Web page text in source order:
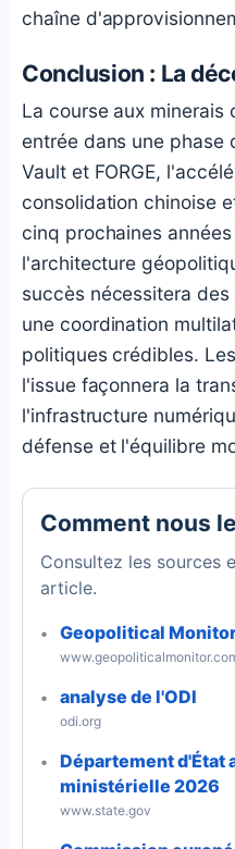
chaîne
Conclusion : La
La course aux
entrée dans une phase
Vault et FORGE,
consolidation chinoise
cinq prochaines
l'architecture
succès nécessitera
une coordination
politiques crédibles.
l'issue façonnera la
l'infrastructure
défense et l'équilibre
Comment nous
Consultez les sources
article.
Geopolitical
analyse de l'ODI
odi.org
Département d'État
ministérielle 2026
www.state.gov